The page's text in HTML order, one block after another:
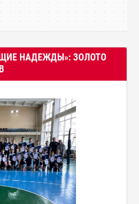
НАДЕЖДЫ»: ЗОЛОТО